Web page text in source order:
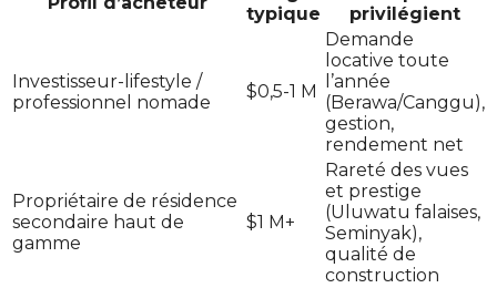
typique
privilégient
Investisseur-lifestyle /
professionnel nomade
$0,5-1 M
Demande
locative toute
l’année
(Berawa/Canggu),
gestion,
rendement net
Propriétaire de résidence
secondaire haut de
gamme
$1 M+
Rareté des vues
et prestige
(Uluwatu falaises,
Seminyak),
qualité de
construction